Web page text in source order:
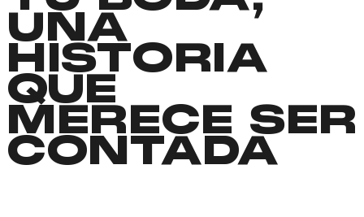
UNA
HISTORIA
QUE
MERECE SER
CONTADA